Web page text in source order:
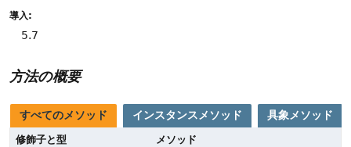
導入:
5.7
方法の概要
すべてのメソッド インスタンスメソッド 具象メソッド
修飾子と型
メソッド